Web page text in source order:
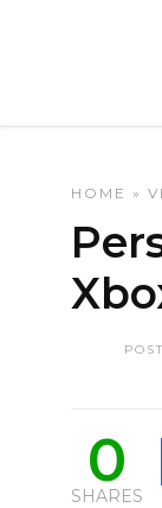
HOME »
0
SHARES